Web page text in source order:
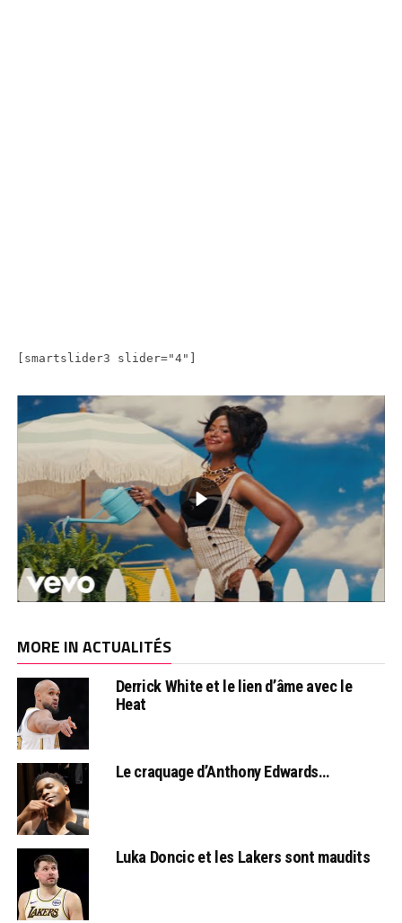
[smartslider3 slider="4"]
MORE IN ACTUALITÉS
Derrick White et le lien d’âme avec le
Heat
Le craquage d’Anthony Edwards…
Luka Doncic et les Lakers sont maudits